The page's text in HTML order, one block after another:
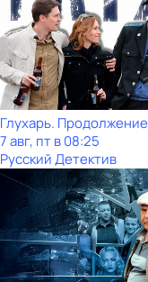
Глухарь. Продолжение
7 авг, пт в 08:25
Русский Детектив